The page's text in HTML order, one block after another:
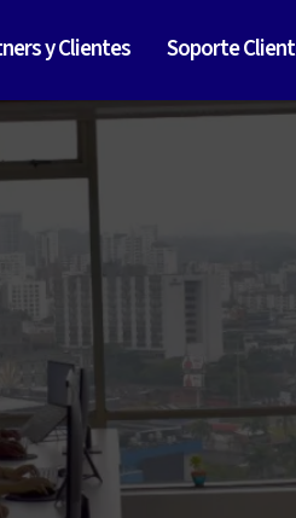
y Clientes Soporte